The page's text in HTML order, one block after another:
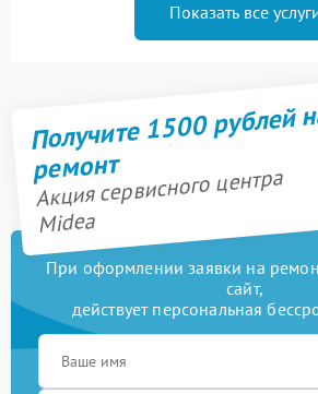
Показать все
Получите 1500 рублей
ремонт
Акция сервисного центра
Midea
При оформлении заявки на
сайт,
действует персональная